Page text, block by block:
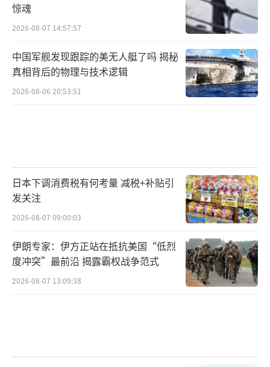
惊魂
2026-08-07 14:57:57
中国军舰发现跟踪的美无人艇了吗 揭秘
真相背后的物理与技术逻辑
2026-08-06 20:53:51
日本下调消费税有何考量 减税+补贴引
发关注
2026-08-07 09:00:03
伊朗专家：伊方正站在抵抗美国“低烈
度冲突”最前沿 揭露霸权战争范式
2026-08-07 13:09:38